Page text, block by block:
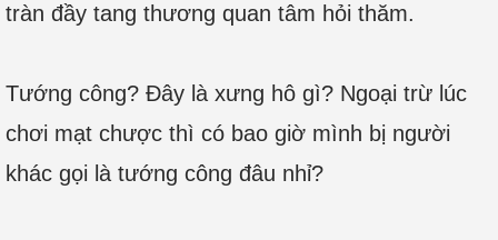
tràn đầy tang thương quan tâm hỏi thăm.
Tướng công? Đây là xưng hô gì? Ngoại trừ lúc
chơi mạt chược thì có bao giờ mình bị người
khác gọi là tướng công đâu nhỉ?